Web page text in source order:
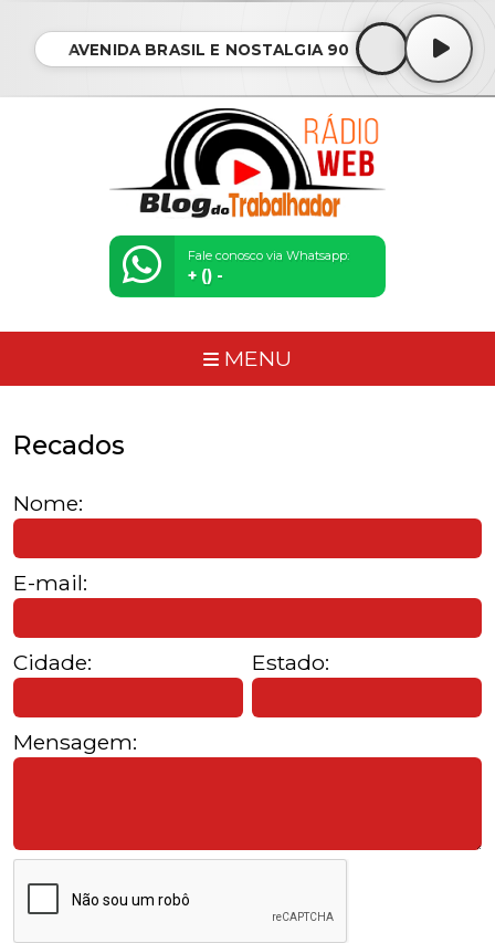
AVENIDA BRASIL E NOSTALGIA 90
Fale conosco via Whatsapp:
+ () -
MENU
Recados
Nome:
E-mail:
Cidade: Estado:
Mensagem: